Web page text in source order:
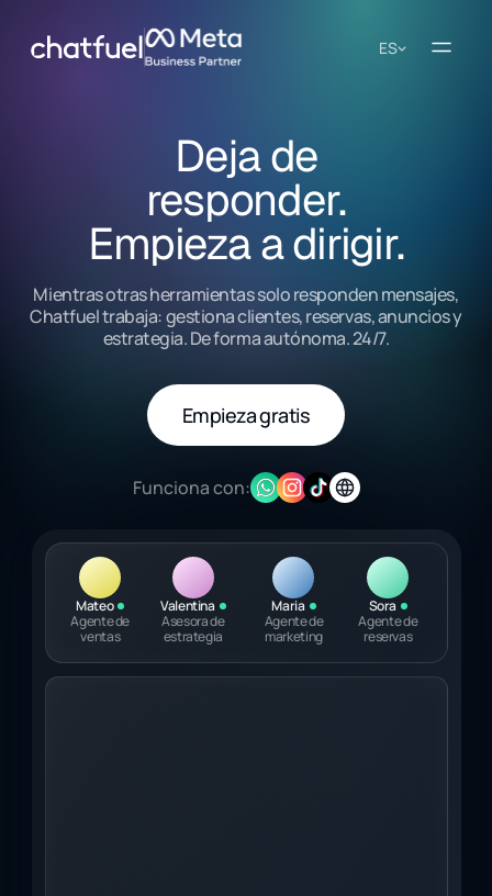
ES
Deja de
responder.
Empieza a dirigir.
Mientras otras herramientas solo responden mensajes,
Chatfuel trabaja: gestiona clientes, reservas, anuncios y
estrategia. De forma autónoma. 24/7.
Empieza gratis
Funciona con:
Mateo
Agente de
ventas
Valentina
Asesora de
estrategia
Maria
Agente de
marketing
Sora
Agente de
reservas